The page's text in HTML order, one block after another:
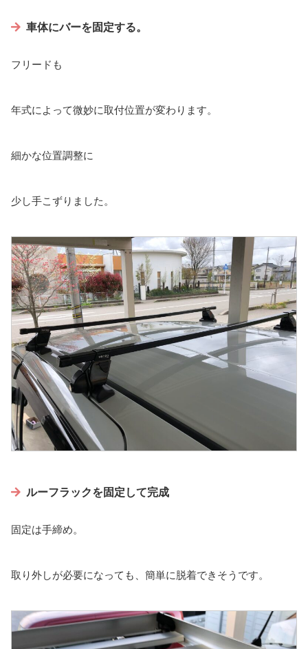
車体にバーを固定する。
フリードも
年式によって微妙に取付位置が変わります。
細かな位置調整に
少し手こずりました。
ルーフラックを固定して完成
固定は手締め。
取り外しが必要になっても、簡単に脱着できそうです。